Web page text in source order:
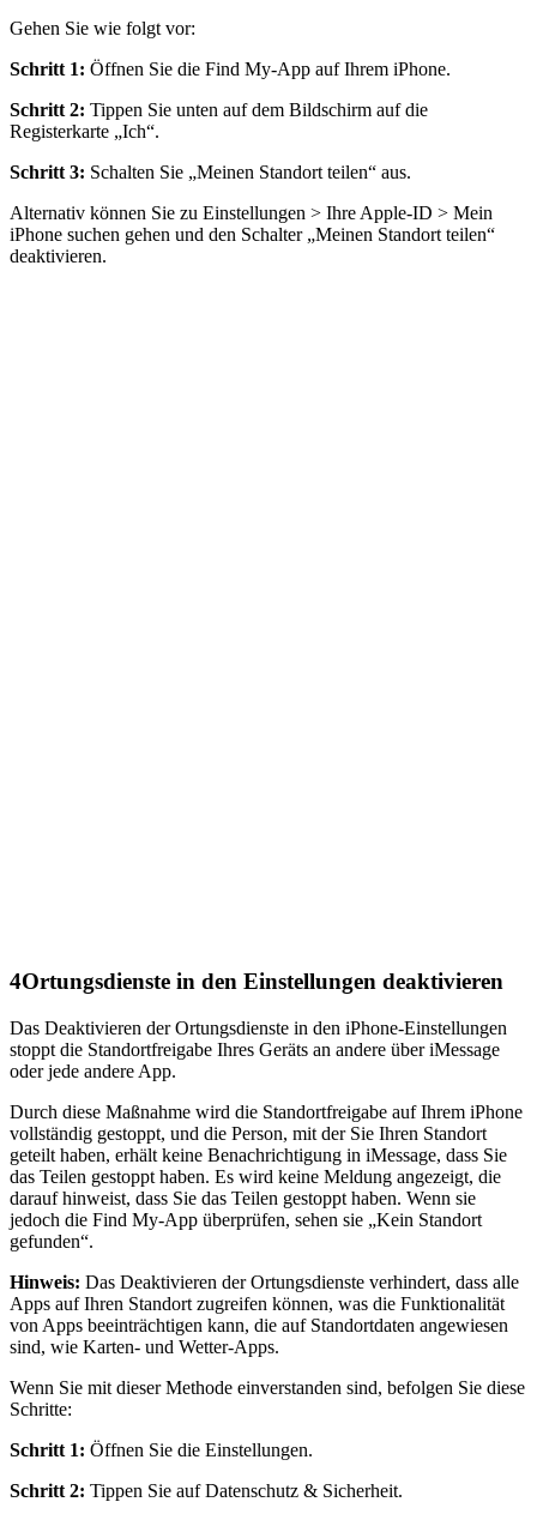
Gehen Sie wie folgt vor:
Schritt 1: Öffnen Sie die Find My-App auf Ihrem iPhone.
Schritt 2: Tippen Sie unten auf dem Bildschirm auf die
Registerkarte „Ich“.
Schritt 3: Schalten Sie „Meinen Standort teilen“ aus.
Alternativ können Sie zu Einstellungen > Ihre Apple-ID > Mein
iPhone suchen gehen und den Schalter „Meinen Standort teilen“
deaktivieren.
4Ortungsdienste in den Einstellungen deaktivieren
Das Deaktivieren der Ortungsdienste in den iPhone-Einstellungen
stoppt die Standortfreigabe Ihres Geräts an andere über iMessage
oder jede andere App.
Durch diese Maßnahme wird die Standortfreigabe auf Ihrem iPhone
vollständig gestoppt, und die Person, mit der Sie Ihren Standort
geteilt haben, erhält keine Benachrichtigung in iMessage, dass Sie
das Teilen gestoppt haben. Es wird keine Meldung angezeigt, die
darauf hinweist, dass Sie das Teilen gestoppt haben. Wenn sie
jedoch die Find My-App überprüfen, sehen sie „Kein Standort
gefunden“.
Hinweis: Das Deaktivieren der Ortungsdienste verhindert, dass alle
Apps auf Ihren Standort zugreifen können, was die Funktionalität
von Apps beeinträchtigen kann, die auf Standortdaten angewiesen
sind, wie Karten- und Wetter-Apps.
Wenn Sie mit dieser Methode einverstanden sind, befolgen Sie diese
Schritte:
Schritt 1: Öffnen Sie die Einstellungen.
Schritt 2: Tippen Sie auf Datenschutz & Sicherheit.